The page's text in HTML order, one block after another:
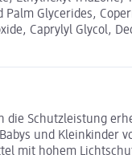
Glycerides,
Caprylyl Glycol,
Schutzleistung
und
mit hohem